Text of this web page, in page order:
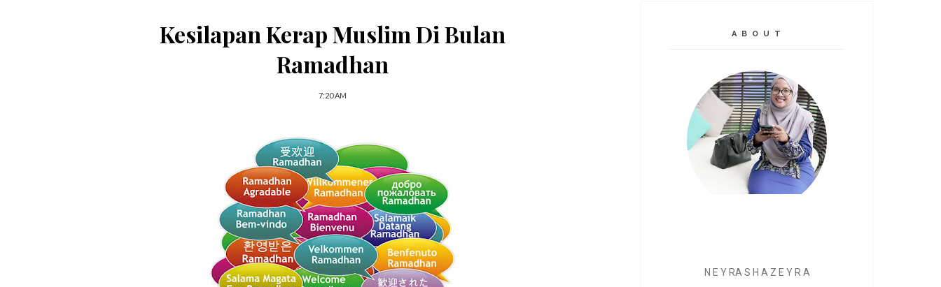
Kesilapan Kerap Muslim Di Bulan
Ramadhan
7:20 AM
A B O U T
N E Y RA S H A Z E Y R A